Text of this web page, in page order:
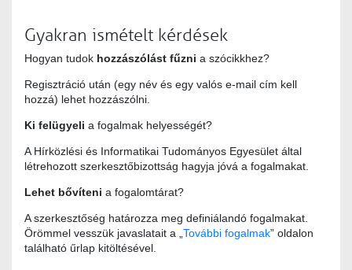
Gyakran ismételt kérdések
Hogyan tudok hozzászólást fűzni a szócikkhez?
Regisztráció után (egy név és egy valós e-mail cím kell
hozzá) lehet hozzászólni.
Ki felügyeli a fogalmak helyességét?
A Hírközlési és Informatikai Tudományos Egyesület által
létrehozott szerkesztőbizottság hagyja jóvá a fogalmakat.
Lehet bővíteni a fogalomtárat?
A szerkesztőség határozza meg definiálandó fogalmakat.
Örömmel vesszük javaslatait a „ További fogalmak” oldalon
található űrlap kitöltésével.